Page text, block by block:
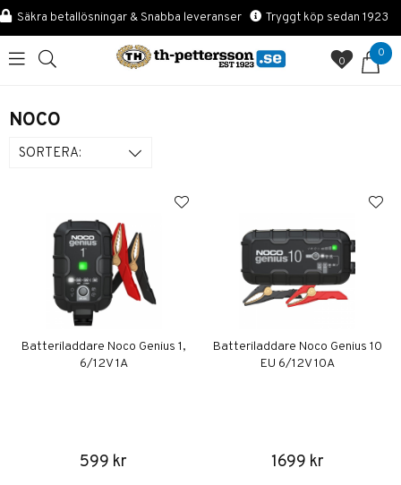
Säkra betallösningar & Snabba leveranser Tryggt köp sedan 1923
0
0
NOCO
SORTERA:
Batteriladdare Noco Genius 1,
6/12V 1A
599 kr
Batteriladdare Noco Genius 10
EU 6/12V 10A
1699 kr